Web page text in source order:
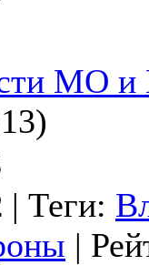
МО
| Теги:
|